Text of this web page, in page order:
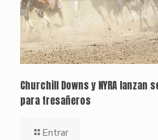
Churchill Downs y NYRA lanzan
para tresañeros
Entrar